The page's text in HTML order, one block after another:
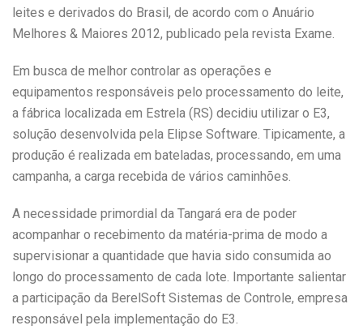
leites e derivados do Brasil, de acordo com o Anuário
Melhores & Maiores 2012, publicado pela revista Exame.
Em busca de melhor controlar as operações e
equipamentos responsáveis pelo processamento do leite,
a fábrica localizada em Estrela (RS) decidiu utilizar o E3,
solução desenvolvida pela Elipse Software. Tipicamente, a
produção é realizada em bateladas, processando, em uma
campanha, a carga recebida de vários caminhões.
A necessidade primordial da Tangará era de poder
acompanhar o recebimento da matéria-prima de modo a
supervisionar a quantidade que havia sido consumida ao
longo do processamento de cada lote. Importante salientar
a participação da BerelSoft Sistemas de Controle, empresa
responsável pela implementação do E3.